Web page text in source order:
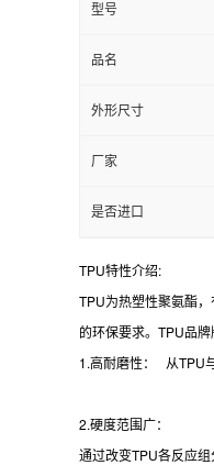
型号
品名
外形尺寸
厂家
是否进口
TPU特性介绍:
TPU为热塑性聚氨酯
的环保要求。TPU品
1.高耐磨性： 从TPU
2.硬度范围广：
通过改变TPU各反应